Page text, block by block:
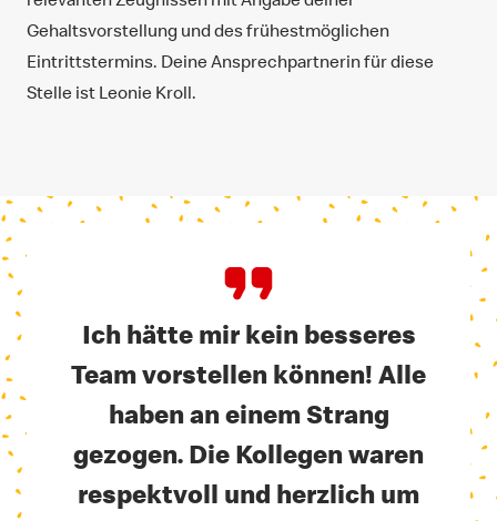
Gehaltsvorstellung und des frühestmöglichen
Eintrittstermins. Deine Ansprechpartnerin für diese
Stelle ist Leonie Kroll.
Ich hätte mir kein besseres
Team vorstellen können! Alle
haben an einem Strang
gezogen. Die Kollegen waren
respektvoll und herzlich um